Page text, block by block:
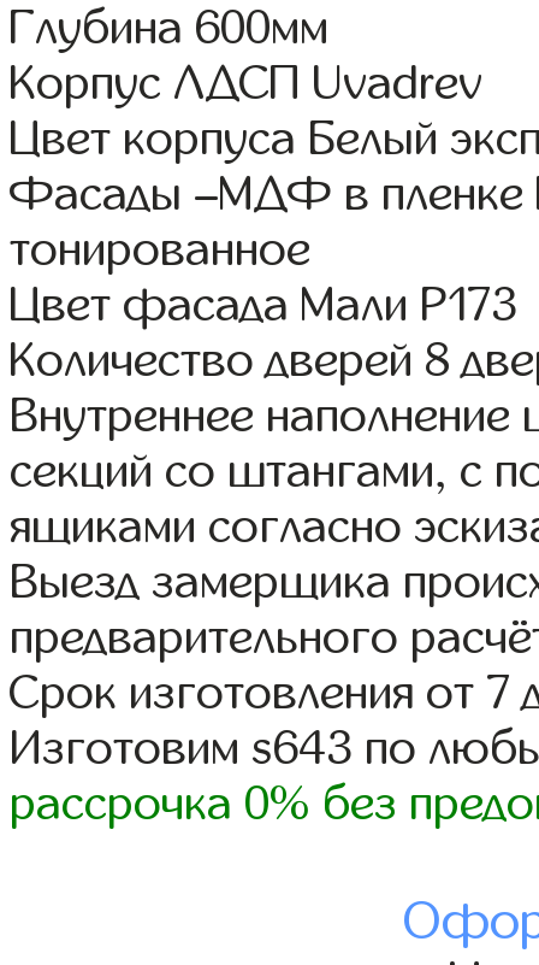
Глубина 600мм
Корпус ЛДСП Uvadrev
Цвет корпуса Белый
Фасады –МДФ в пленке
тонированное
Цвет фасада Мали Р173
Количество дверей 8
Внутреннее
секций со штангами, с
ящиками согласно
Выезд замерщика
предварительного
Срок изготовления от 7
Изготовим s643 по
рассрочка 0% без